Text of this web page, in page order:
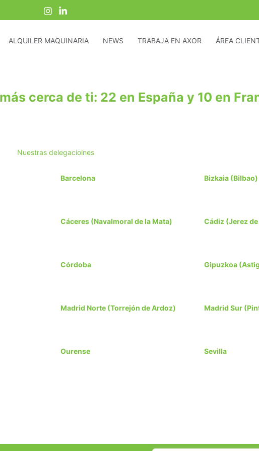
ALQUILER MAQUINARIA NEWS TRABAJA EN AXOR ÁREA
cerca de ti: 22 en España y 10 en
Nuestras delegacioines
Barcelona Bizkaia (Bilbao)
Cáceres (Navalmoral de la Mata) Cádiz (Jerez
Córdoba Gipuzkoa
Madrid Norte (Torrejón de Ardoz) Madrid Sur
Ourense Sevilla